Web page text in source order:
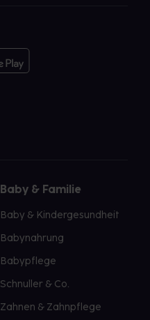
Baby & Familie
Baby & Kindergesundheit
Babynahrung
Babypflege
Schnuller & Co.
Zahnen & Zahnpflege